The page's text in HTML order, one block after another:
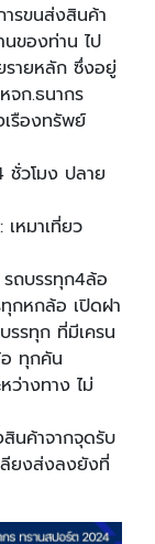
รขนส่งสินค้า
นของท่าน ไป
รายหลัก ซึ่งอยู่
จก.ธนากร
รืองทรัพย์
ชั่วโมง ปลาย
หมาเที่ยว
รถบรรทุก4ล้อ
กหกล้อ เปิดฝา
รรทุก ที่มีเครน
ทุกคัน
ว่างทาง ไม่
นค้าจากจุดรับ
ยงส่งลงยังที่